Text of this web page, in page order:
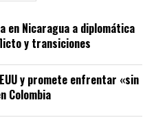
en Nicaragua a diplomática
y transiciones
y promete enfrentar «sin
Colombia